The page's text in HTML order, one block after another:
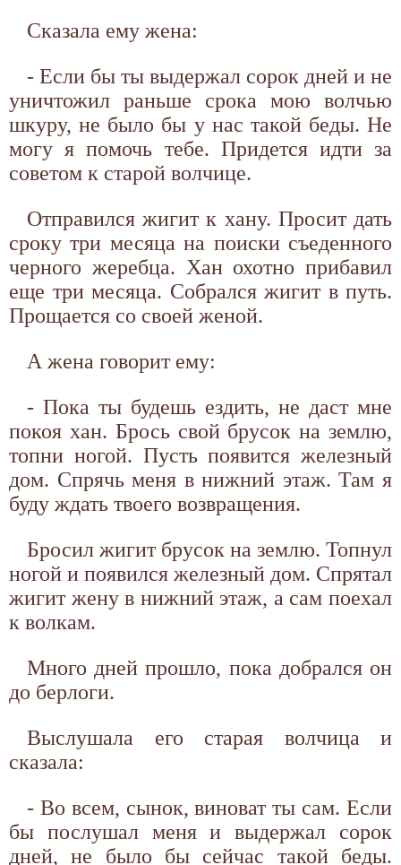
Сказала ему жена:
- Если бы ты выдержал сорок дней и не
уничтожил раньше срока мою волчью
шкуру, не было бы у нас такой беды. Не
могу я помочь тебе. Придется идти за
советом к старой волчице.
Отправился жигит к хану. Просит дать
сроку три месяца на поиски съеденного
черного жеребца. Хан охотно прибавил
еще три месяца. Собрался жигит в путь.
Прощается со своей женой.
А жена говорит ему:
- Пока ты будешь ездить, не даст мне
покоя хан. Брось свой брусок на землю,
топни ногой. Пусть появится железный
дом. Спрячь меня в нижний этаж. Там я
буду ждать твоего возвращения.
Бросил жигит брусок на землю. Топнул
ногой и появился железный дом. Спрятал
жигит жену в нижний этаж, а сам поехал
к волкам.
Много дней прошло, пока добрался он
до берлоги.
Выслушала его старая волчица и
сказала:
- Во всем, сынок, виноват ты сам. Если
бы послушал меня и выдержал сорок
дней, не было бы сейчас такой беды.